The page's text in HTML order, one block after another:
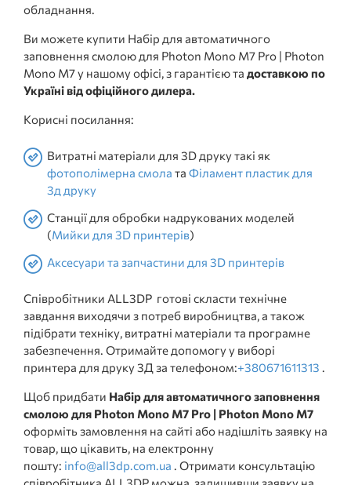
обладнання.
Ви можете купити Набір для автоматичного
заповнення смолою для Photon Mono M7 Pro | Photon
Mono M7 у нашому офісі, з гарантією та доставкою по
Україні від офіційного дилера.
Корисні посилання:
Витратні матеріали для 3D друку такі як
фотополімерна смола та Філамент пластик для
3д друку
Станції для обробки надрукованих моделей
(Мийки для 3D принтерів)
Аксесуари та запчастини для 3D принтерів
Співробітники ALL3DP готові скласти технічне
завдання виходячи з потреб виробництва, а також
підібрати техніку, витратні матеріали та програмне
забезпечення. Отримайте допомогу у виборі
принтера для друку 3Д за телефоном:+380671611313
Щоб придбати Набір для автоматичного заповнення
смолою для Photon Mono M7 Pro | Photon Mono M7
оформіть замовлення на сайті або надішліть заявку на
товар, що цікавить, на електронну
пошту: info@all3dp.com.ua . Отримати консультацію